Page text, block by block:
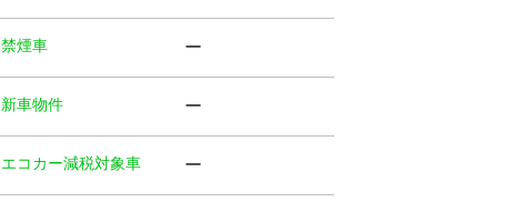
禁煙⾞ ー
新車物件 ー
エコカー減税対象車 ー